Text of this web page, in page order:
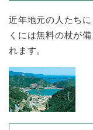
近年地元の人たち
くには無料の杖が
れます。